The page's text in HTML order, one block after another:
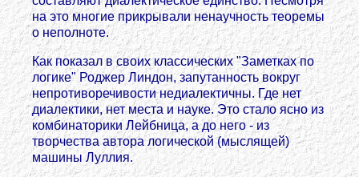
на это многие прикрывали ненаучность теоремы
о неполноте.
Как показал в своих классических "Заметках по
логике" Роджер Линдон, запутанность вокруг
непротиворечивости недиалектичны. Где нет
диалектики, нет места и науке. Это стало ясно из
комбинаторики Лейбница, а до него - из
творчества автора логической (мыслящей)
машины Луллия.